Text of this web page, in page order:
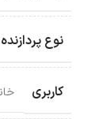
نوع پردازنده
کاربری